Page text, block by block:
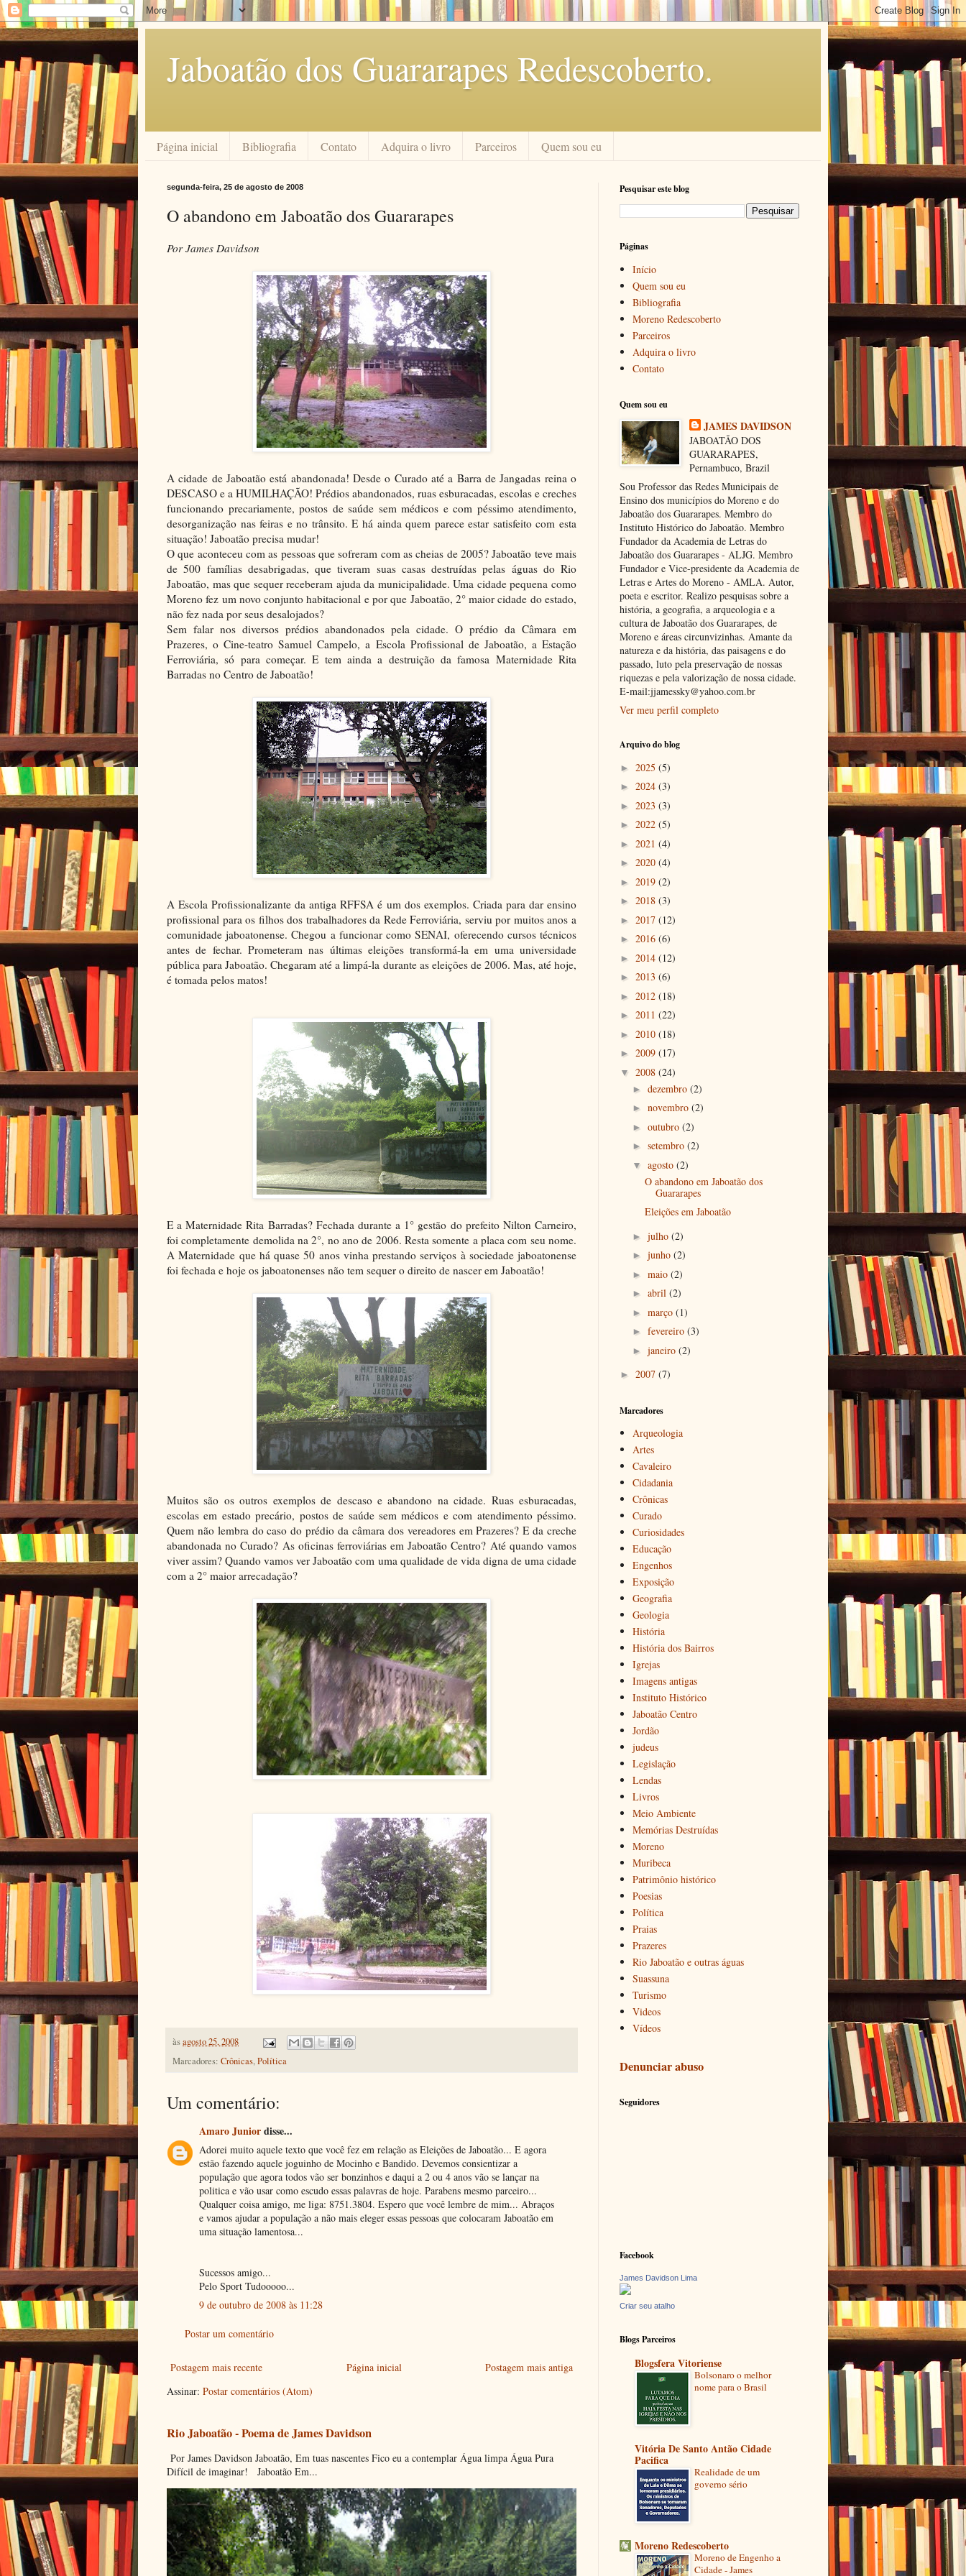
Jaboatão dos Guararapes Redescoberto.
Página inicial Bibliografia Contato Adquira o livro Parceiros Quem sou eu
segunda-feira, 25 de agosto de 2008
O abandono em Jaboatão dos Guararapes
Por James Davidson
A cidade de Jaboatão está abandonada! Desde o Curado até a Barra de Jangadas reina o
DESCASO e a HUMILHAÇÃO! Prédios abandonados, ruas esburacadas, escolas e creches
funcionando precariamente, postos de saúde sem médicos e com péssimo atendimento,
desorganização nas feiras e no trânsito. E há ainda quem parece estar satisfeito com esta
situação! Jaboatão precisa mudar!
O que aconteceu com as pessoas que sofreram com as cheias de 2005? Jaboatão teve mais
de 500 famílias desabrigadas, que tiveram suas casas destruídas pelas águas do Rio
Jaboatão, mas que sequer receberam ajuda da municipalidade. Uma cidade pequena como
Moreno fez um novo conjunto habitacional e por que Jaboatão, 2° maior cidade do estado,
não fez nada por seus desalojados?
Sem falar nos diversos prédios abandonados pela cidade. O prédio da Câmara em
Prazeres, o Cine-teatro Samuel Campelo, a Escola Profissional de Jaboatão, a Estação
Ferroviária, só para começar. E tem ainda a destruição da famosa Maternidade Rita
Barradas no Centro de Jaboatão!
A Escola Profissionalizante da antiga RFFSA é um dos exemplos. Criada para dar ensino
profissional para os filhos dos trabalhadores da Rede Ferroviária, serviu por muitos anos a
comunidade jaboatonense. Chegou a funcionar como SENAI, oferecendo cursos técnicos
antes de fechar. Prometeram nas últimas eleições transformá-la em uma universidade
pública para Jaboatão. Chegaram até a limpá-la durante as eleições de 2006. Mas, até hoje,
é tomada pelos matos!
E a Maternidade Rita Barradas? Fechada durante a 1° gestão do prefeito Nilton Carneiro,
foi completamente demolida na 2°, no ano de 2006. Resta somente a placa com seu nome.
A Maternidade que há quase 50 anos vinha prestando serviços à sociedade jaboatonense
foi fechada e hoje os jaboatonenses não tem sequer o direito de nascer em Jaboatão!
Muitos são os outros exemplos de descaso e abandono na cidade. Ruas esburacadas,
escolas em estado precário, postos de saúde sem médicos e com atendimento péssimo.
Quem não lembra do caso do prédio da câmara dos vereadores em Prazeres? E da creche
abandonada no Curado? As oficinas ferroviárias em Jaboatão Centro? Até quando vamos
viver assim? Quando vamos ver Jaboatão com uma qualidade de vida digna de uma cidade
com a 2° maior arrecadação?
àsagosto 25, 2008
Marcadores: Crônicas,Política
Um comentário:
Amaro Juniordisse...
Adorei muito aquele texto que você fez em relação as Eleições de Jaboatão... E agora
estão fazendo aquele joguinho de Mocinho e Bandido. Devemos consientizar a
população que agora todos vão ser bonzinhos e daqui a 2 ou 4 anos vão se lançar na
politica e vão usar como escudo essas palavras de hoje. Parabens mesmo parceiro...
Qualquer coisa amigo, me liga: 8751.3804. Espero que você lembre de mim... Abraços
e vamos ajudar a população a não mais eleger essas pessoas que colocaram Jaboatão em
uma situação lamentosa...
Sucessos amigo...
Pelo Sport Tudooooo...
9 de outubro de 2008 às 11:28
Postar um comentário
Postagem mais recente Postagem mais antiga
Página inicial
Assinar: Postar comentários (Atom)
Rio Jaboatão - Poema de James Davidson
Por James Davidson Jaboatão, Em tuas nascentes Fico eu a contemplar Água limpa Água Pura
Difícil de imaginar! Jaboatão Em...
Pesquisar este blog
Páginas
Início
Quem sou eu
Bibliografia
Moreno Redescoberto
Parceiros
Adquira o livro
Contato
Quem sou eu
JAMES DAVIDSON
JABOATÃO DOS
GUARARAPES,
Pernambuco, Brazil
Sou Professor das Redes Municipais de
Ensino dos municípios do Moreno e do
Jaboatão dos Guararapes. Membro do
Instituto Histórico do Jaboatão. Membro
Fundador da Academia de Letras do
Jaboatão dos Guararapes - ALJG. Membro
Fundador e Vice-presidente da Academia de
Letras e Artes do Moreno - AMLA. Autor,
poeta e escritor. Realizo pesquisas sobre a
história, a geografia, a arqueologia e a
cultura de Jaboatão dos Guararapes, de
Moreno e áreas circunvizinhas. Amante da
natureza e da história, das paisagens e do
passado, luto pela preservação de nossas
riquezas e pela valorização de nossa cidade.
E-mail:jjamessky@yahoo.com.br
Ver meu perfil completo
Arquivo do blog
► 2025 (5)
► 2024 (3)
► 2023 (3)
► 2022 (5)
► 2021 (4)
► 2020 (4)
► 2019 (2)
► 2018 (3)
► 2017 (12)
► 2016 (6)
► 2014 (12)
► 2013 (6)
► 2012 (18)
► 2011 (22)
► 2010 (18)
► 2009 (17)
▼ 2008 (24)
► dezembro (2)
► novembro (2)
► outubro (2)
► setembro (2)
▼ agosto (2)
O abandono em Jaboatão dos
Guararapes
Eleições em Jaboatão
► julho (2)
► junho (2)
► maio (2)
► abril (2)
► março (1)
► fevereiro (3)
► janeiro (2)
► 2007 (7)
Marcadores
Arqueologia
Artes
Cavaleiro
Cidadania
Crônicas
Curado
Curiosidades
Educação
Engenhos
Exposição
Geografia
Geologia
História
História dos Bairros
Igrejas
Imagens antigas
Instituto Histórico
Jaboatão Centro
Jordão
judeus
Legislação
Lendas
Livros
Meio Ambiente
Memórias Destruídas
Moreno
Muribeca
Patrimônio histórico
Poesias
Política
Praias
Prazeres
Rio Jaboatão e outras águas
Suassuna
Turismo
Videos
Vídeos
Denunciar abuso
Seguidores
Facebook
James Davidson Lima
Criar seu atalho
Blogs Parceiros
Blogsfera Vitoriense
Bolsonaro o melhor
nome para o Brasil
Vitória De Santo Antão Cidade
Pacifica
Realidade de um
governo sério
Moreno Redescoberto
Moreno de Engenho a
Cidade - James